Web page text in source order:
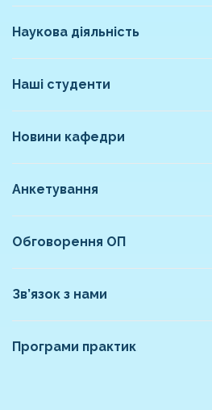
Наукова діяльність
Наші студенти
Новини кафедри
Анкетування
Обговорення ОП
Зв’язок з нами
Програми практик